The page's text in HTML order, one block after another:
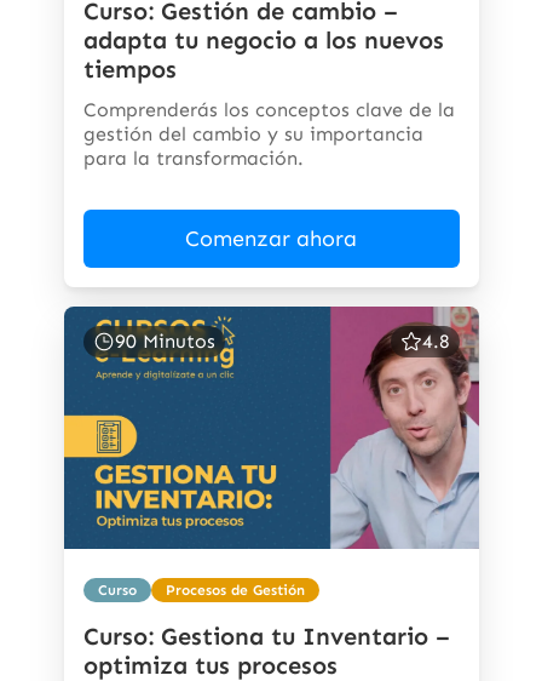
Curso: Gestión de cambio –
adapta tu negocio a los nuevos
tiempos
Comprenderás los conceptos clave de la
gestión del cambio y su importancia
para la transformación.
Comenzar ahora
90 Minutos 4.8
Curso Procesos de Gestión
Curso: Gestiona tu Inventario –
optimiza tus procesos